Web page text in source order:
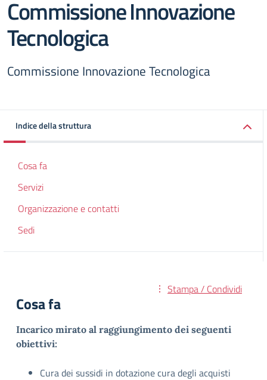
Commissione Innovazione
Tecnologica
Commissione Innovazione Tecnologica
Indice della struttura
Cosa fa
Servizi
Organizzazione e contatti
Sedi
Stampa / Condividi
Cosa fa
Incarico mirato al raggiungimento dei seguenti
obiettivi:
Cura dei sussidi in dotazione cura degli acquisti